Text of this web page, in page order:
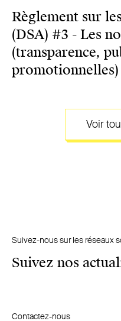
Règlement sur
(DSA) #3 - Les
(transparence,
promotionnelles)
Voir
Suivez-nous sur les réseaux
Suivez nos
Contactez-nous